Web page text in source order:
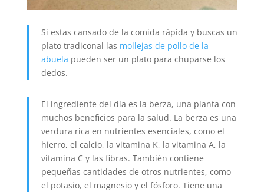
Si estas cansado de la comida rápida y buscas un
plato tradiconal las mollejas de pollo de la
abuela pueden ser un plato para chuparse los
dedos.
El ingrediente del día es la berza, una planta con
muchos beneficios para la salud. La berza es una
verdura rica en nutrientes esenciales, como el
hierro, el calcio, la vitamina K, la vitamina A, la
vitamina C y las fibras. También contiene
pequeñas cantidades de otros nutrientes, como
el potasio, el magnesio y el fósforo. Tiene una